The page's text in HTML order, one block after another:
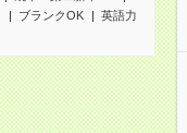
ブランクOK
英語力